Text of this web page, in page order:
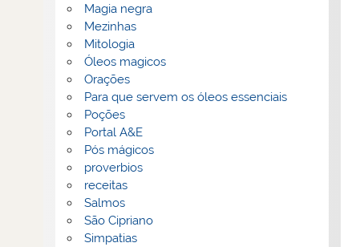
Magia negra
Mezinhas
Mitologia
Óleos magicos
Orações
Para que servem os óleos essenciais
Poções
Portal A&E
Pós mágicos
proverbios
receitas
Salmos
São Cipriano
Simpatias